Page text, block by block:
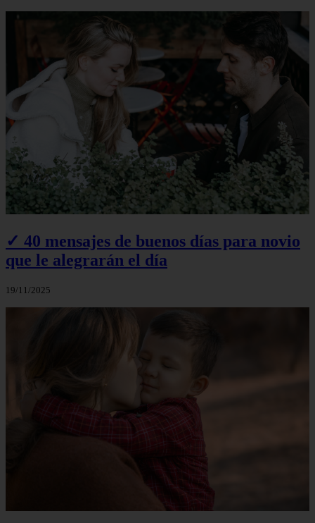
✓ 40 mensajes de buenos días para novio
que le alegrarán el día
19/11/2025